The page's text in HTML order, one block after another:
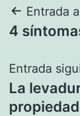
de
Entrada
4
Entrada
La